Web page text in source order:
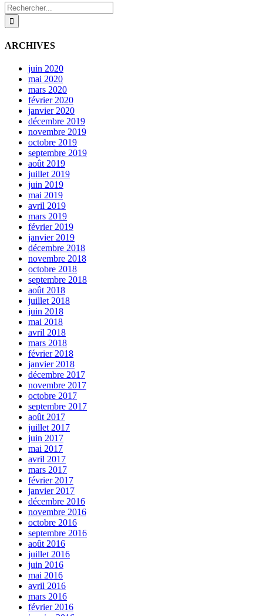
Rechercher:
ARCHIVES
juin 2020
mai 2020
mars 2020
février 2020
janvier 2020
décembre 2019
novembre 2019
octobre 2019
septembre 2019
août 2019
juillet 2019
juin 2019
mai 2019
avril 2019
mars 2019
février 2019
janvier 2019
décembre 2018
novembre 2018
octobre 2018
septembre 2018
août 2018
juillet 2018
juin 2018
mai 2018
avril 2018
mars 2018
février 2018
janvier 2018
décembre 2017
novembre 2017
octobre 2017
septembre 2017
août 2017
juillet 2017
juin 2017
mai 2017
avril 2017
mars 2017
février 2017
janvier 2017
décembre 2016
novembre 2016
octobre 2016
septembre 2016
août 2016
juillet 2016
juin 2016
mai 2016
avril 2016
mars 2016
février 2016